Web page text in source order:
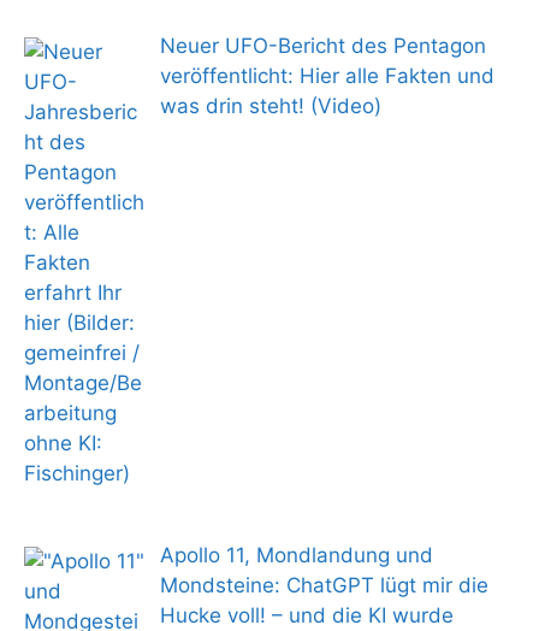
Neuer UFO-Bericht des Pentagon
veröffentlicht: Hier alle Fakten und
was drin steht! (Video)
Apollo 11, Mondlandung und
Mondsteine: ChatGPT lügt mir die
Hucke voll! – und die KI wurde